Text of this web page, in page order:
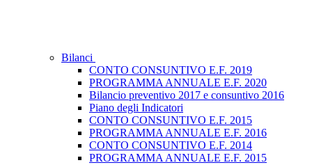
Bilanci
CONTO CONSUNTIVO E.F. 2019
PROGRAMMA ANNUALE E.F. 2020
Bilancio preventivo 2017 e consuntivo 2016
Piano degli Indicatori
CONTO CONSUNTIVO E.F. 2015
PROGRAMMA ANNUALE E.F. 2016
CONTO CONSUNTIVO E.F. 2014
PROGRAMMA ANNUALE E.F. 2015